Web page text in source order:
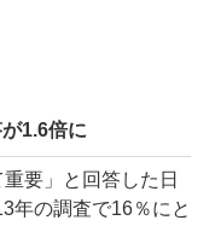
1.6倍に
要」と回答した日
年の調査で16％にと